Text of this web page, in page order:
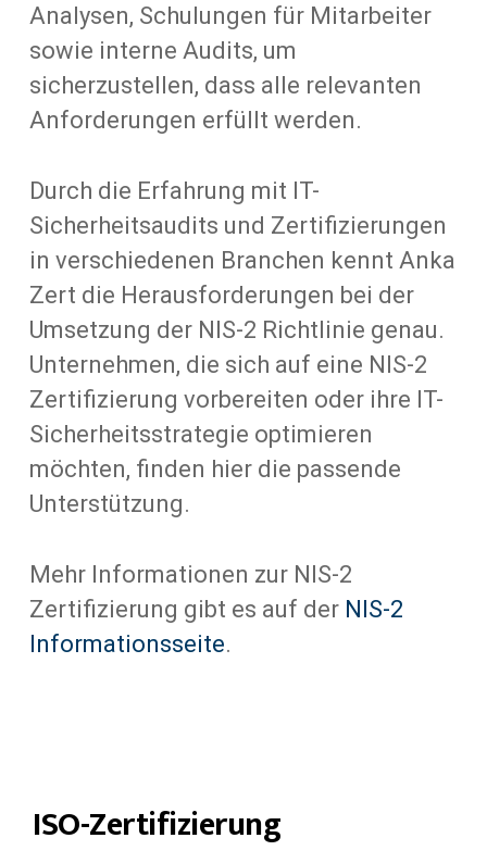
Analysen, Schulungen für Mitarbeiter
sowie interne Audits, um
sicherzustellen, dass alle relevanten
Anforderungen erfüllt werden.
Durch die Erfahrung mit IT-
Sicherheitsaudits und Zertifizierungen
in verschiedenen Branchen kennt Anka
Zert die Herausforderungen bei der
Umsetzung der NIS-2 Richtlinie genau.
Unternehmen, die sich auf eine NIS-2
Zertifizierung vorbereiten oder ihre IT-
Sicherheitsstrategie optimieren
möchten, finden hier die passende
Unterstützung.
Mehr Informationen zur NIS-2
Zertifizierung gibt es auf der NIS-2
Informationsseite.
ISO-Zertifizierung